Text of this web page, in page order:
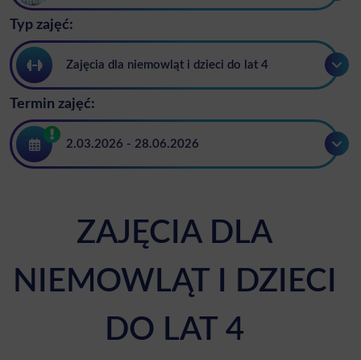
Typ zajęć:
Zajęcia dla niemowląt i dzieci do lat 4
Termin zajęć:
2.03.2026 - 28.06.2026
ZAJĘCIA DLA
NIEMOWLĄT I DZIECI
DO LAT 4